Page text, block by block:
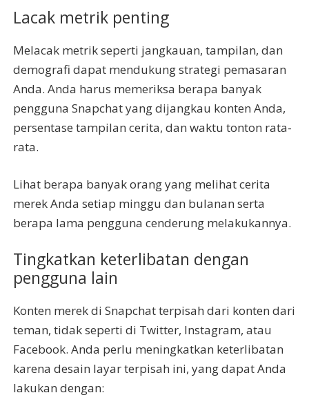
Lacak metrik penting
Melacak metrik seperti jangkauan, tampilan, dan
demografi dapat mendukung strategi pemasaran
Anda. Anda harus memeriksa berapa banyak
pengguna Snapchat yang dijangkau konten Anda,
persentase tampilan cerita, dan waktu tonton rata-
rata.
Lihat berapa banyak orang yang melihat cerita
merek Anda setiap minggu dan bulanan serta
berapa lama pengguna cenderung melakukannya.
Tingkatkan keterlibatan dengan
pengguna lain
Konten merek di Snapchat terpisah dari konten dari
teman, tidak seperti di Twitter, Instagram, atau
Facebook. Anda perlu meningkatkan keterlibatan
karena desain layar terpisah ini, yang dapat Anda
lakukan dengan: